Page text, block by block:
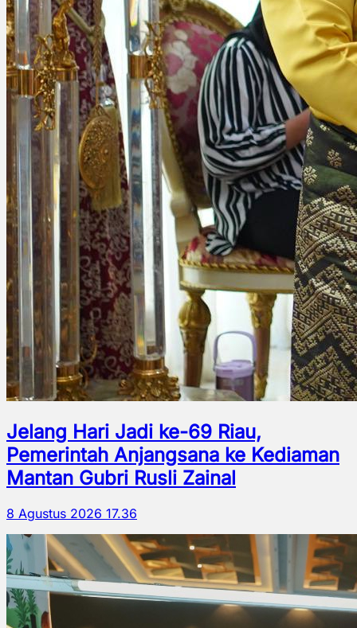
Jelang Hari Jadi ke-69 Riau,
Pemerintah Anjangsana ke Kediaman
Mantan Gubri Rusli Zainal
8 Agustus 2026 17.36